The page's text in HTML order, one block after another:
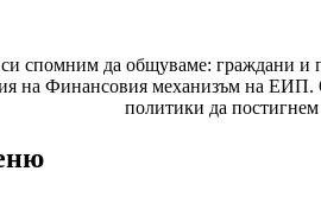
спомним да общуваме: граждани и
на Финансовия механизъм на ЕИП.
политики да